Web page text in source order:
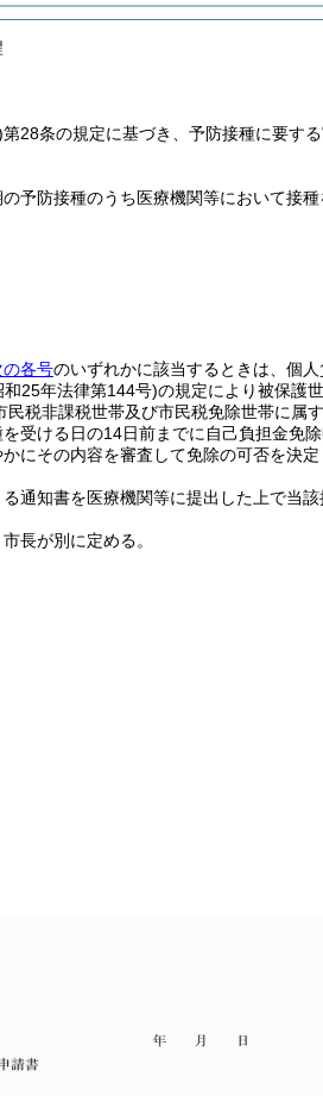
第28条の規定に基づき、予防接種に要す
予防接種のうち医療機関等において接
の各号のいずれかに該当するときは、個
和25年法律第144号)の規定により被保護
民税非課税世帯及び市民税免除世帯に属
受ける日の14日前までに自己負担金免
にその内容を審査して免除の可否を決
る通知書を医療機関等に提出した上で当該
長が別に定める。